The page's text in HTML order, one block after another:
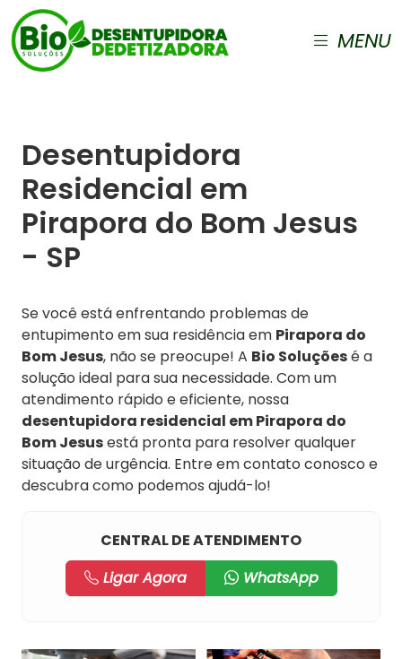
MENU
Desentupidora
Residencial em
Pirapora do Bom Jesus
- SP
Se você está enfrentando problemas de
entupimento em sua residência em Pirapora do
Bom Jesus, não se preocupe! A Bio Soluçõesé a
solução ideal para sua necessidade. Com um
atendimento rápido e eficiente, nossa
desentupidora residencial em Pirapora do
Bom Jesusestá pronta para resolver qualquer
situação de urgência. Entre em contato conosco e
descubra como podemos ajudá-lo!
CENTRAL DE ATENDIMENTO
Ligar Agora
WhatsApp